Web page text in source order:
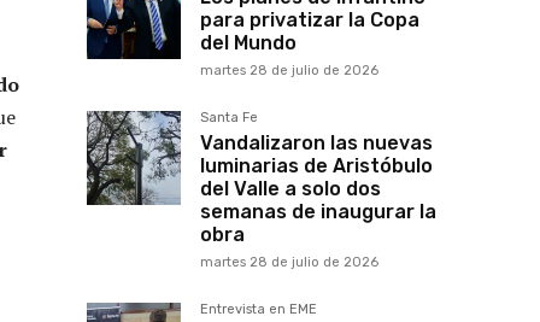
para privatizar la Copa
del Mundo
martes 28 de julio de 2026
Santa Fe
Vandalizaron las nuevas
luminarias de Aristóbulo
del Valle a solo dos
semanas de inaugurar la
obra
martes 28 de julio de 2026
Entrevista en EME